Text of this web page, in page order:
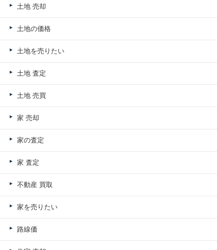
土地 売却
土地の価格
土地を売りたい
土地 査定
土地 売買
家 売却
家の査定
家 査定
不動産 買取
家を売りたい
路線価